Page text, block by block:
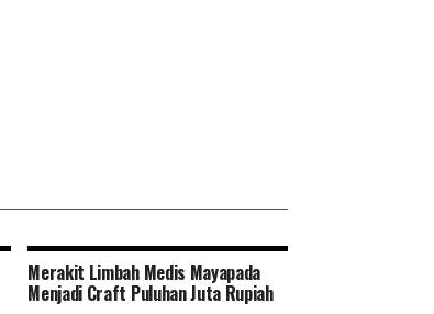
Merakit Limbah Medis Mayapada
Menjadi Craft Puluhan Juta Rupiah